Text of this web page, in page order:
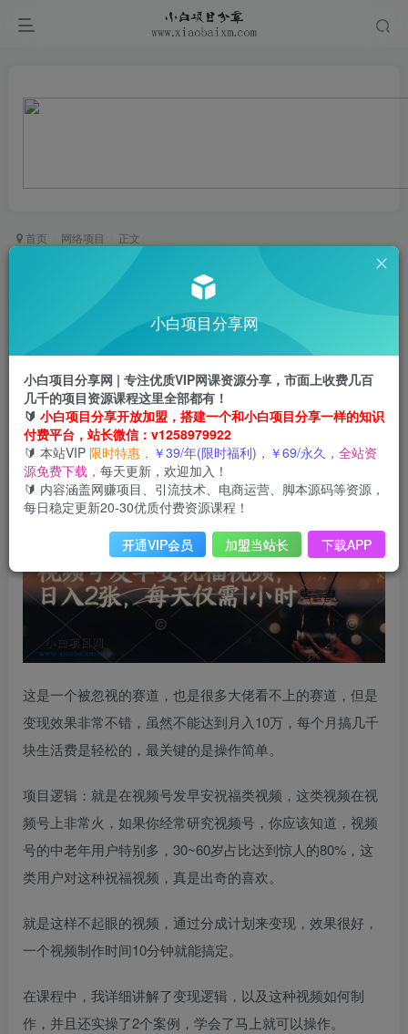
首页 网络项目 正文
视频号发早安祝福视频，日入2张，每天仅需1小时
0 411 73
视频号发早安祝福视频，日入2张，每天仅需1小时
此内容为会员免费，请登录后查看
登录查看
会员免费
这是一个被忽视的赛道，也是很多大佬看不上的赛道，但是
变现效果非常不错，虽然不能达到月入10万，每个月搞几千
块生活费是轻松的，最关键的是操作简单。
项目逻辑：就是在视频号发早安祝福类视频，这类视频在视
频号上非常火，如果你经常研究视频号，你应该知道，视频
号的中老年用户特别多，30~60岁占比达到惊人的80%，这
类用户对这种祝福视频，真是出奇的喜欢。
就是这样不起眼的视频，通过分成计划来变现，效果很好，
一个视频制作时间10分钟就能搞定。
在课程中，我详细讲解了变现逻辑，以及这种视频如何制
作，并且还实操了2个案例，学会了马上就可以操作。
小白项目分享网
小白项目分享网 | 专注优质VIP网课资源分享，市面上收费几百
几千的项目资源课程这里全部都有！
🔰 小白项目分享开放加盟，搭建一个和小白项目分享一样的知识
付费平台，站长微信：v1258979922
🔰 本站VIP 限时特惠， ￥39/年(限时福利)，￥69/永久， 全站资
源免费下载， 每天更新，欢迎加入！
🔰 内容涵盖网赚项目、引流技术、电商运营、脚本源码等资源，
每日稳定更新20-30优质付费资源课程！
开通VIP会员 加盟当站长 下载APP